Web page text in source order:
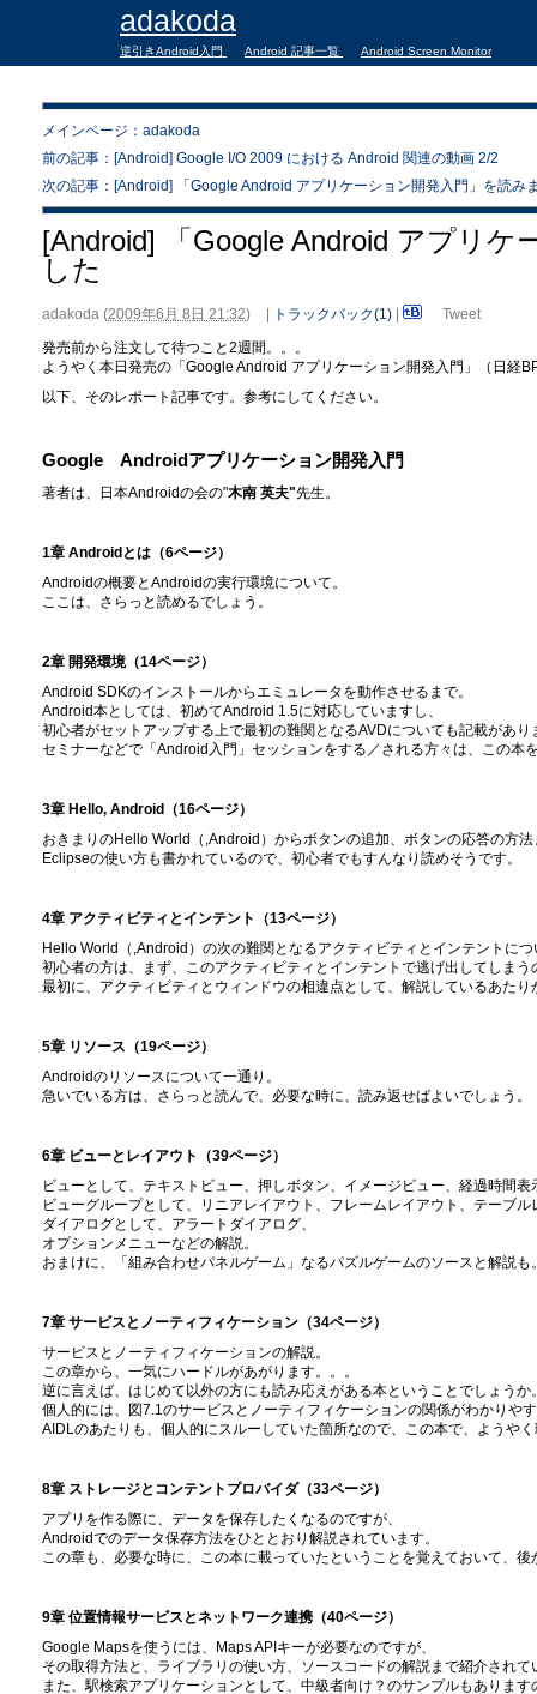
adakoda
逆引きAndroid入門 Android 記事一覧 Android Screen Monitor
メインページ：adakoda
前の記事：[Android] Google I/O 2009 における Android 関連の動画 2/2
次の記事：[Android] 「Google Android アプリケーション開発入門」を読み
[Android] 「Google Android アプリケ
した
adakoda (2009年6月 8日 21:32) トラックバック(1)
Tweet
発売前から注文して待つこと2週間。。。
ようやく本日発売の「Google Android アプリケーション開発入門」（日経
以下、そのレポート記事です。参考にしてください。
Google Androidアプリケーション開発入門
著者は、日本Androidの会の"木南 英夫"先生。
1章 Androidとは（6ページ）
Androidの概要とAndroidの実行環境について。
ここは、さらっと読めるでしょう。
2章 開発環境（14ページ）
Android SDKのインストールからエミュレータを動作させるまで。
Android本としては、初めてAndroid 1.5に対応していますし、
初心者がセットアップする上で最初の難関となるAVDについても記載があり
セミナーなどで「Android入門」セッションをする／される方々は、この本
3章 Hello, Android（16ページ）
おきまりのHello World（,Android）からボタンの追加、ボタンの応答の方法
Eclipseの使い方も書かれているので、初心者でもすんなり読めそうです。
4章 アクティビティとインテント（13ページ）
Hello World（,Android）の次の難関となるアクティビティとインテントにつ
初心者の方は、まず、このアクティビティとインテントで逃げ出してしま
最初に、アクティビティとウィンドウの相違点として、解説しているあた
5章 リソース（19ページ）
Androidのリソースについて一通り。
急いでいる方は、さらっと読んで、必要な時に、読み返せばよいでしょう。
6章 ビューとレイアウト（39ページ）
ビューとして、テキストビュー、押しボタン、イメージビュー、経過時間
ビューグループとして、リニアレイアウト、フレームレイアウト、テーブ
ダイアログとして、アラートダイアログ、
オプションメニューなどの解説。
おまけに、「組み合わせパネルゲーム」なるパズルゲームのソースと解説も
7章 サービスとノーティフィケーション（34ページ）
サービスとノーティフィケーションの解説。
この章から、一気にハードルがあがります。。。
逆に言えば、はじめて以外の方にも読み応えがある本ということでしょうか
個人的には、図7.1のサービスとノーティフィケーションの関係がわかりや
AIDLのあたりも、個人的にスルーしていた箇所なので、この本で、ようや
8章 ストレージとコンテントプロバイダ（33ページ）
アプリを作る際に、データを保存したくなるのですが、
Androidでのデータ保存方法をひととおり解説されています。
この章も、必要な時に、この本に載っていたということを覚えておいて、
9章 位置情報サービスとネットワーク連携（40ページ）
Google Mapsを使うには、Maps APIキーが必要なのですが、
その取得方法と、ライブラリの使い方、ソースコードの解説まで紹介されて
また、駅検索アプリケーションとして、中級者向け？のサンプルもあります